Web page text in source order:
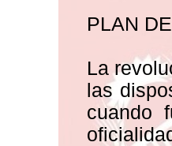
PLAN
La
las
cuando